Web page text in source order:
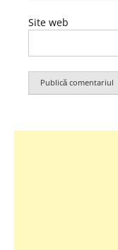
Site web